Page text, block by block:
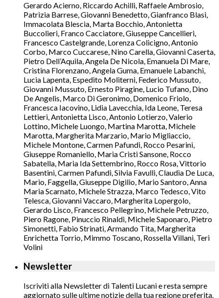
Gerardo Acierno, Riccardo Achilli, Raffaele Ambrosio,
Patrizia Barrese, Giovanni Benedetto, Gianfranco Blasi,
Immacolata Blescia, Marta Bocchio, Antonietta
Buccolieri, Franco Cacciatore, Giuseppe Cancellieri,
Francesco Castelgrande, Lorenza Colicigno, Antonio
Corbo, Marco Cuccarese, Nino Carella, Giovanni Caserta,
Pietro Dell’Aquila, Angela De Nicola, Emanuela Di Mare,
Cristina Florenzano, Angela Guma, Emanuele Labanchi,
Lucia Lapenta, Espedito Moliterni, Federico Mussuto,
Giovanni Mussuto, Ernesto Piragine, Lucio Tufano, Dino
De Angelis, Marco Di Geronimo, Domenico Friolo,
Francesca Iacovino, Lidia Lavecchia, Ida Leone, Teresa
Lettieri, Antonietta Lisco, Antonio Lotierzo, Valerio
Lottino, Michele Luongo, Martina Marotta, Michele
Marotta, Margherita Marzario, Mario Migliaccio,
Michele Montone, Carmen Pafundi, Rocco Pesarini,
Giuseppe Romaniello, Maria Cristi Sansone, Rocco
Sabatella, Maria Ida Settembrino, Rocco Rosa, Vittorio
Basentini, Carmen Pafundi, Silvia Favulli, Claudia De Luca,
Mario, Faggella, Giuseppe Digilio, Mario Santoro, Anna
Maria Scarnato, Michele Strazza, Marco Tedesco, Vito
Telesca, Giovanni Vaccaro, Margherita Lopergolo,
Gerardo Lisco, Francesco Pellegrino, Michele Petruzzo,
Piero Ragone, Pinuccio Rinaldi, Michele Saponaro, Pietro
Simonetti, Fabio Strinati, Armando Tita, Margherita
Enrichetta Torrio, Mimmo Toscano, Rossella Villani, Teri
Volini
Newsletter
Iscriviti alla Newsletter di Talenti Lucani e resta sempre
aggiornato sulle ultime notizie della tua regione preferita.